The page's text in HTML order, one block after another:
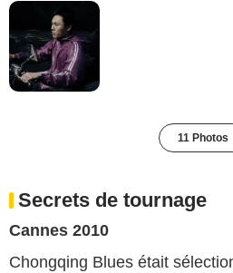
11 Photos
Secrets de tournage
Cannes 2010
Chongqing Blues était